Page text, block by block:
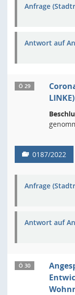
Anfrage
Antwort auf
Ö 29
LINKE)
0187/2022
Anfrage
Antwort auf
Ö 30